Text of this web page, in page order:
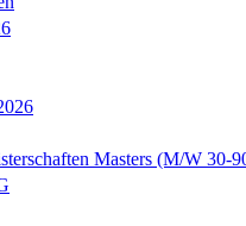
Masters (M/W 30-